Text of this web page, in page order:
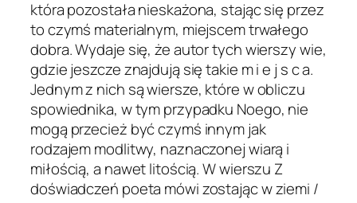
która pozostała nieskażona, stając się przez
to czymś materialnym, miejscem trwałego
dobra. Wydaje się, że autor tych wierszy wie,
gdzie jeszcze znajdują się takie m i e j s c a.
Jednym z nich są wiersze, które w obliczu
spowiednika, w tym przypadku Noego, nie
mogą przecież być czymś innym jak
rodzajem modlitwy, naznaczonej wiarą i
miłością, a nawet litością. W wierszu Z
doświadczeń poeta mówi zostając w ziemi /